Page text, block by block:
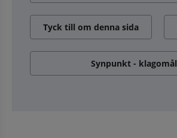
Tyck till om denna sida
Synpunkt - klagomål